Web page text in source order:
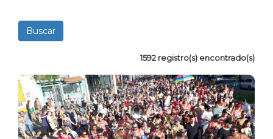
1592 registro(s) encontrado(s)